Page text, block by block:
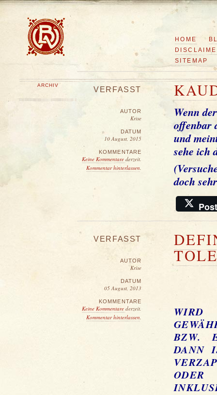
HOME
SITEMAP
ARCHIV
VERFASST
AUTOR
Krise
DATUM
10 August, 2015
KOMMENTARE
Keine Kommentare derzeit.
Kommentar hinterlassen.
Wenn
offenbar
und
sehe ich
doch
Post
VERFASST
AUTOR
Krise
DATUM
05 August, 2013
KOMMENTARE
Keine Kommentare derzeit.
Kommentar hinterlassen
WIRD
BZW.
DANN
ODER